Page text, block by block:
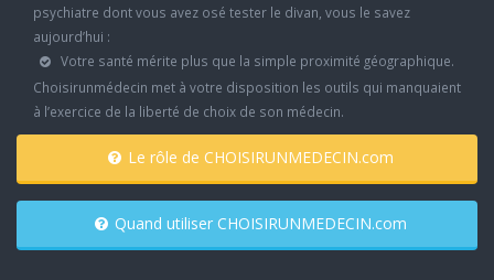
psychiatre dont vous avez osé tester le divan, vous le savez
aujourd’hui :
Votre santé mérite plus que la simple proximité géographique.
Choisirunmédecin met à votre disposition les outils qui manquaient
à l’exercice de la liberté de choix de son médecin.
Le rôle de CHOISIRUNMEDECIN.com
Quand utiliser CHOISIRUNMEDECIN.com